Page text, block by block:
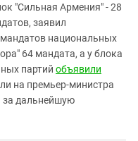
"Сильная Армения" - 28
заявил
национальных
64 мандата, а у блока
партий объявили
на премьер-министра
за дальнейшую